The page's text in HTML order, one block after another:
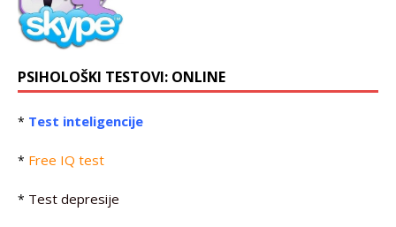
PSIHOLOŠKI TESTOVI: ONLINE
* Test inteligencije
* Free IQ test
* Test depresije